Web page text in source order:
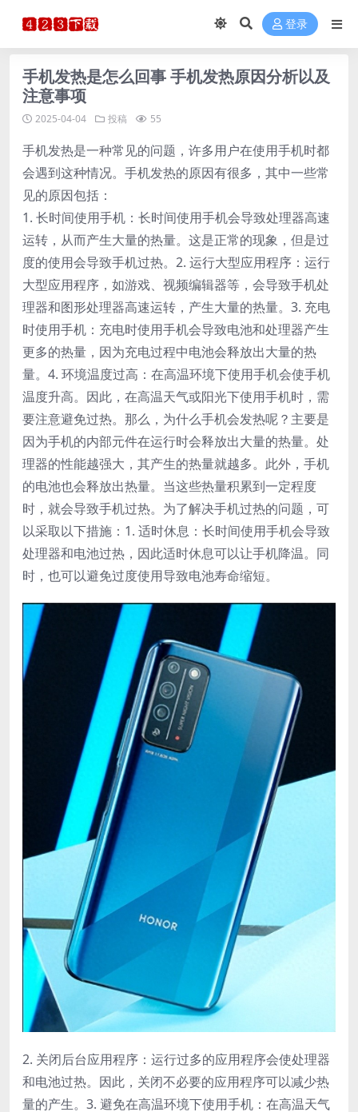
登录
手机发热是怎么回事 手机发热原因分析以及
注意事项
2025-04-04 投稿 55
手机发热是一种常见的问题，许多用户在使用手机时都
会遇到这种情况。手机发热的原因有很多，其中一些常
见的原因包括：
1. 长时间使用手机：长时间使用手机会导致处理器高速
运转，从而产生大量的热量。这是正常的现象，但是过
度的使用会导致手机过热。2. 运行大型应用程序：运行
大型应用程序，如游戏、视频编辑器等，会导致手机处
理器和图形处理器高速运转，产生大量的热量。3. 充电
时使用手机：充电时使用手机会导致电池和处理器产生
更多的热量，因为充电过程中电池会释放出大量的热
量。4. 环境温度过高：在高温环境下使用手机会使手机
温度升高。因此，在高温天气或阳光下使用手机时，需
要注意避免过热。那么，为什么手机会发热呢？主要是
因为手机的内部元件在运行时会释放出大量的热量。处
理器的性能越强大，其产生的热量就越多。此外，手机
的电池也会释放出热量。当这些热量积累到一定程度
时，就会导致手机过热。为了解决手机过热的问题，可
以采取以下措施：1. 适时休息：长时间使用手机会导致
处理器和电池过热，因此适时休息可以让手机降温。同
时，也可以避免过度使用导致电池寿命缩短。
2. 关闭后台应用程序：运行过多的应用程序会使处理器
和电池过热。因此，关闭不必要的应用程序可以减少热
量的产生。3. 避免在高温环境下使用手机：在高温天气